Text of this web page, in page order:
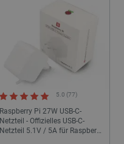
Raspberry Pi 27W USB-C-
Netzteil - Offizielles USB-C-
Netzteil 5.1V / 5A für Raspberry
5.0 (77)